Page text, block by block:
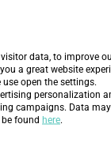
data, to improve
a great website
open the settings.
personalization
campaigns. Data
found here.